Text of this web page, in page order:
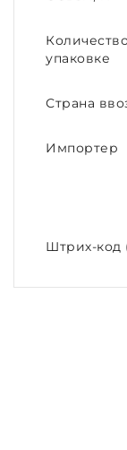
упаковке
Страна
Импортер
Штрих-код